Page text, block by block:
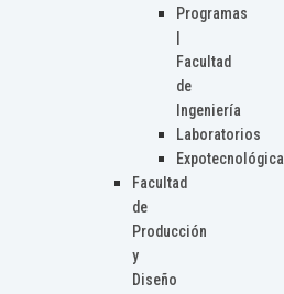
Programas
Facultad
de
Ingeniería
Laboratorios
Expotecnológica
Facultad
de
Producción
y
Diseño